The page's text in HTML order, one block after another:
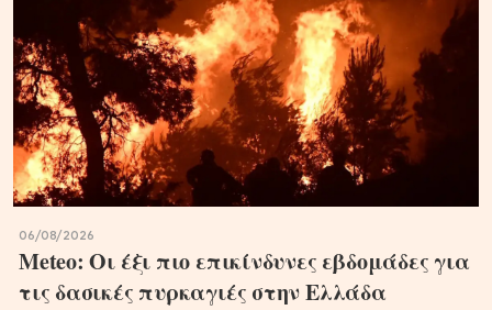
06/08/2026
Meteo: Οι έξι πιο επικίνδυνες εβδομάδες για
τις δασικές πυρκαγιές στην Ελλάδα